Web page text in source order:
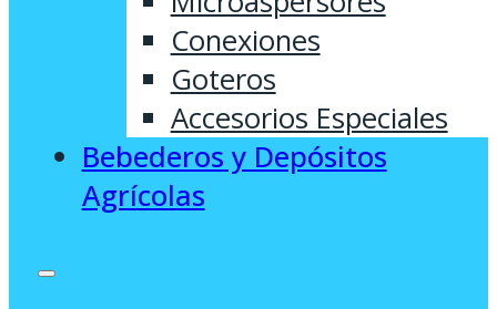
Conexiones
Goteros
Accesorios Especiales
Bebederos y Depósitos
Agrícolas